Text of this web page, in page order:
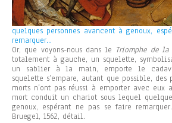
quelques personnes avancent à genoux,
remarquer…
Or, que voyons-nous dans le Triomphe de la
totalement à gauche, un squelette,
un sablier à la main, emporte le
squelette s’empare, autant que possible, des
morts n’ont pas réussi à emporter avec eux
mort conduit un chariot sous lequel
genoux, espérant ne pas se faire
Bruegel, 1562, détail.